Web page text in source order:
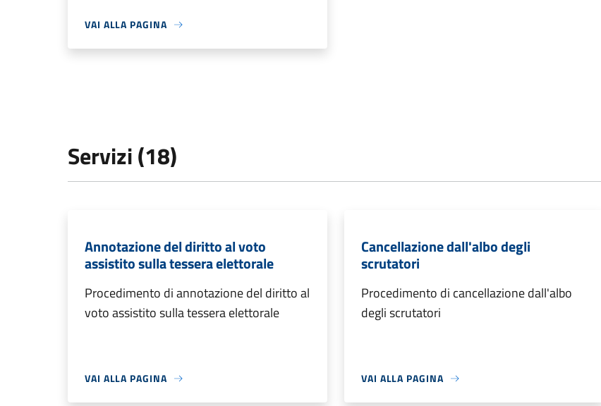
VAI ALLA PAGINA
Servizi (18)
Annotazione del diritto al voto
assistito sulla tessera elettorale
Procedimento di annotazione del diritto al
voto assistito sulla tessera elettorale
VAI ALLA PAGINA
Cancellazione dall'albo degli
scrutatori
Procedimento di cancellazione dall'albo
degli scrutatori
VAI ALLA PAGINA